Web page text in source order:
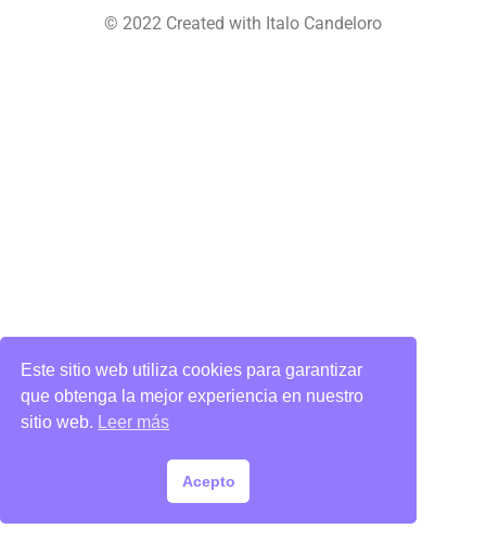
© 2022 Created with Italo Candeloro
Este sitio web utiliza cookies para garantizar
que obtenga la mejor experiencia en nuestro
sitio web.
Leer más
Acepto